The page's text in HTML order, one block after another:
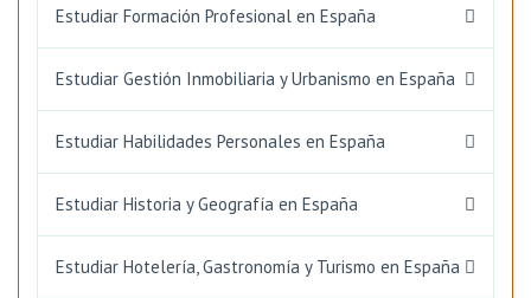
Estudiar Formación Profesional en España
Estudiar Gestión Inmobiliaria y Urbanismo en España
Estudiar Habilidades Personales en España
Estudiar Historia y Geografía en España
Estudiar Hotelería, Gastronomía y Turismo en España